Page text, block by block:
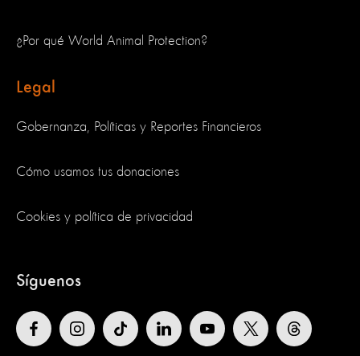
¿Por qué World Animal Protection?
Legal
Gobernanza, Políticas y Reportes Financieros
Cómo usamos tus donaciones
Cookies y política de privacidad
Síguenos